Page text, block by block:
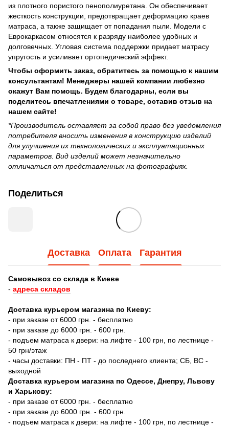
из плотного пористого пенополиуретана. Он обеспечивает
жесткость конструкции, предотвращает деформацию краев
матраса, а также защищает от попадания пыли. Модели с
Еврокаркасом относятся к разряду наиболее удобных и
долговечных. Угловая система поддержки придает матрасу
упругость и усиливает ортопедический эффект.
Чтобы оформить заказ, обратитесь за помощью к нашим
консультантам! Менеджеры нашей компании любезно
окажут Вам помощь. Будем благодарны, если вы
поделитесь впечатлениями о товаре, оставив отзыв на
нашем сайте!
*Производитель оставляет за собой право без уведомления
потребителя вносить изменения в конструкцию изделий
для улучшения их технологических и эксплуатационных
параметров. Вид изделий может незначительно
отличаться от представленных на фотографиях.
Поделиться
Доставка Оплата Гарантия
Самовывоз со склада в Киеве
- адреса складов
Доставка курьером магазина по Киеву:
- при заказе от 6000 грн. - бесплатно
- при заказе до 6000 грн. - 600 грн.
- подъем матраса к двери: на лифте - 100 грн, по лестнице -
50 грн/этаж
- часы доставки: ПН - ПТ - до последнего клиента; СБ, ВС -
выходной
Доставка курьером магазина по Одессе, Днепру, Львову
и Харькову:
- при заказе от 6000 грн. - бесплатно
- при заказе до 6000 грн. - 600 грн.
- подъем матраса к двери: на лифте - 100 грн, по лестнице -